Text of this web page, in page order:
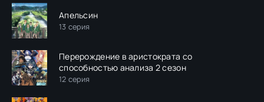
Апельсин
13 серия
Перерождение в аристократа со
способностью анализа 2 сезон
12 серия